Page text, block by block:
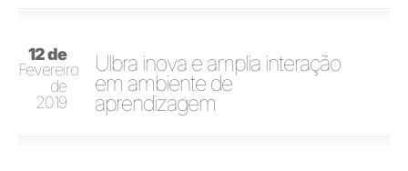
12 de
Fevereiro
de
2019
Ulbra inova e amplia interação
em ambiente de
aprendizagem